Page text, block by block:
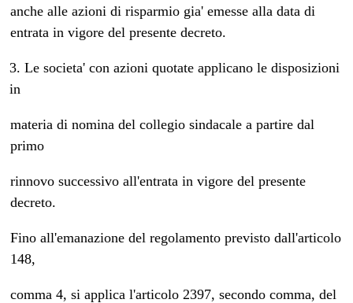
anche alle azioni di risparmio gia' emesse alla data di
entrata in vigore del presente decreto.
3. Le societa' con azioni quotate applicano le disposizioni
in
materia di nomina del collegio sindacale a partire dal
primo
rinnovo successivo all'entrata in vigore del presente
decreto.
Fino all'emanazione del regolamento previsto dall'articolo
148,
comma 4, si applica l'articolo 2397, secondo comma, del